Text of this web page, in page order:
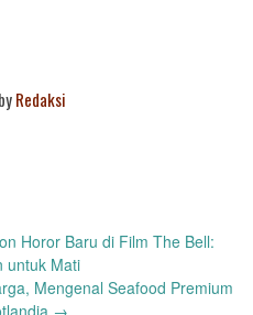
Redaksi
Horor Baru di Film The Bell:
untuk Mati
Mengenal Seafood Premium
→